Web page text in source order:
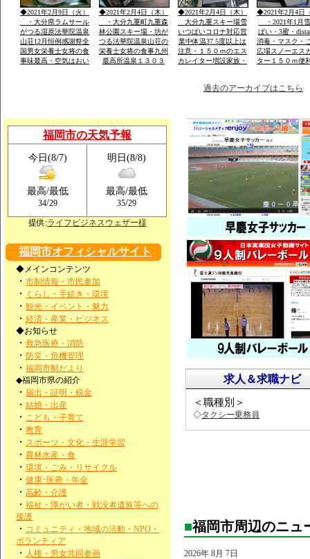
1470年入山・白
山伏修練場
◆2021年2月9日（火）
・大分県ラムサール
がつる湿原法華院温泉
山荘12月恒例感謝祭全
国男女栄養士女将の食
事味最高・空気はおい
◆2021年2月4日（木）
・大分九重町九重森
林公園スキー場・坊が
つる法華院温泉山荘の
栄養士女将の食事九州
最高所温泉１３０３
◆2021年2月4日（木）
大分九重スキー場雪
いつぱいコロナ対応営
業中体温37.5度以上は
注意・１５０ｍのエス
カレイター増設家族・
◆2021年2月4日
・2021年1月
ぱい・3蜜・
消毒・マスク・
広場スノーエス
ター１５０ｍ便
過去のアーカイブはこちら
福岡市の天気予報
今日(8/7)
最高/最低
34/29
明日(8/8)
最高/最低
35/29
提供:ライフビジネスウェザー様
福岡市オフィシャルサイト
◆メインコンテンツ
・ 市制情報・市民参加
・ くらし・手続き・環境
・ 観光・イベント・魅力
・ 経済・産業・ビジネス
◆お知らせ
・ 救急医療・消防
・ 防災・危機管理
・ 福岡市制だより
◆福岡市県の紹介
・ 届出・証明・税金
・ 結婚・出産
・ こども・子育て
・ 教育
・ スポーツ・文化・生涯学習
・ 農林水産・食
・ 環境・ごみ・リサイクル
・ 健康･医療・年金
・ 高齢・介護
・ 福祉・障がい者・戦没者遺族等への
援護
・ コミュニティ・地域の活動・NPO・
ボランティア
・ 人権・男女共同参画
求人＆求職ナビ
＜職種別＞
◇タクシー乗務員
■福岡市周辺のニュ
2026年 8月 7日